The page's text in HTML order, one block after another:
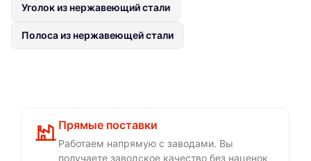
Уголок из нержавеющий стали
Полоса из нержавеющей стали
Прямые поставки
Работаем напрямую с заводами. Вы
получаете заводское качество без наценок